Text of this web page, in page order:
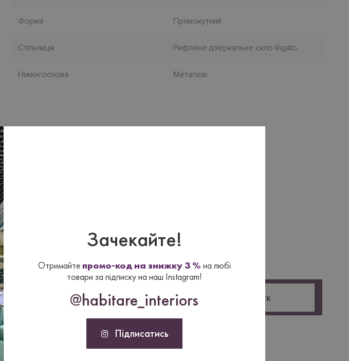
Зачекайте!
Отримайте промо-код на знижку 3 % на любі
товари за підписку на наш Instagram!
@habitare_interiors
Підписатись
Форма Прямокутний
Стiльниця Рифлене дзеркальне скло Rigato
Нiжки/основа Металеві
Залишити відгук